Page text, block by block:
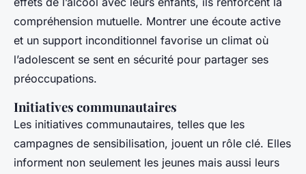
compréhension mutuelle. Montrer une écoute active
et un support inconditionnel favorise un climat où
l’adolescent se sent en sécurité pour partager ses
préoccupations.
Initiatives communautaires
Les initiatives communautaires, telles que les
campagnes de sensibilisation, jouent un rôle clé. Elles
informent non seulement les jeunes mais aussi leurs